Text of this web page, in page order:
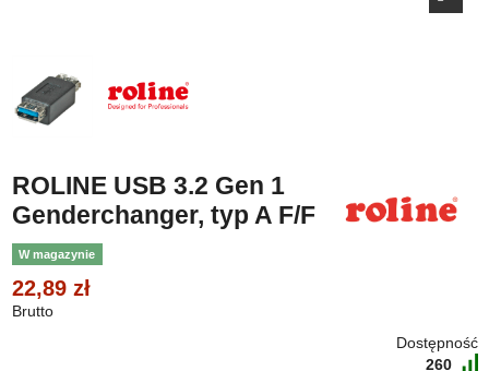
ROLINE USB 3.2 Gen 1
Genderchanger, typ A F/F
W magazynie
22,89 zł
Brutto
Dostępność
260